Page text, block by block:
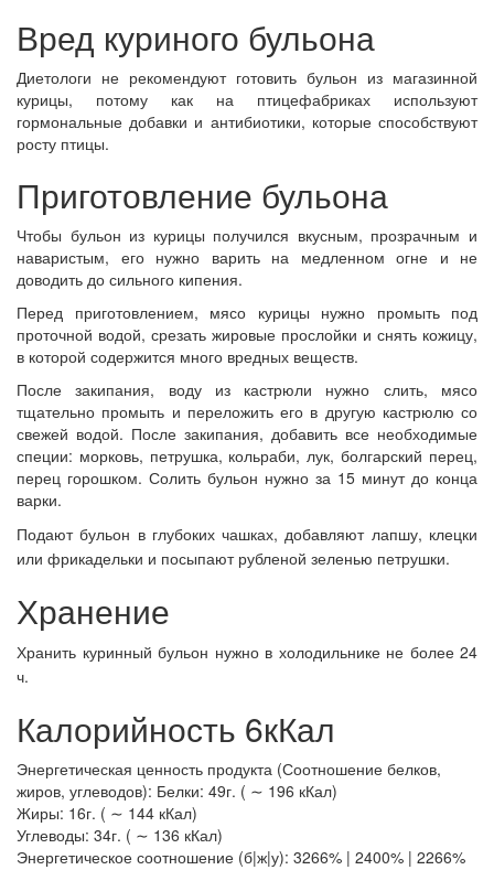
Вред куриного бульона
Диетологи не рекомендуют готовить бульон из магазинной
курицы, потому как на птицефабриках используют
гормональные добавки и антибиотики, которые способствуют
росту птицы.
Приготовление бульона
Чтобы бульон из курицы получился вкусным, прозрачным и
наваристым, его нужно варить на медленном огне и не
доводить до сильного кипения.
Перед приготовлением, мясо курицы нужно промыть под
проточной водой, срезать жировые прослойки и снять кожицу,
в которой содержится много вредных веществ.
После закипания, воду из кастрюли нужно слить, мясо
тщательно промыть и переложить его в другую кастрюлю со
свежей водой. После закипания, добавить все необходимые
специи: морковь, петрушка, кольраби, лук, болгарский перец,
перец горошком. Солить бульон нужно за 15 минут до конца
варки.
Подают бульон в глубоких чашках, добавляют лапшу, клецки
или фрикадельки и посыпают рубленой зеленью петрушки.
Хранение
Хранить куринный бульон нужно в холодильнике не более 24
ч.
Калорийность 6кКал
Энергетическая ценность продукта (Соотношение белков,
жиров, углеводов): Белки: 49г. ( ∼ 196 кКал)
Жиры: 16г. ( ∼ 144 кКал)
Углеводы: 34г. ( ∼ 136 кКал)
Энергетическое соотношение (б|ж|у): 3266% | 2400% | 2266%